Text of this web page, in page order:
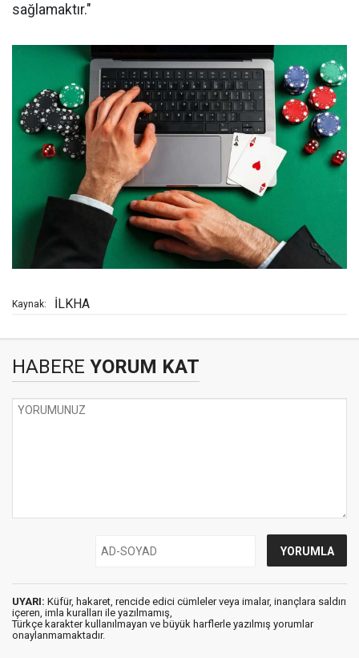
sağlamaktır."
Kaynak: İLKHA
HABERE YORUM KAT
UYARI: Küfür, hakaret, rencide edici cümleler veya imalar, inançlara saldırı
içeren, imla kuralları ile yazılmamış,
Türkçe karakter kullanılmayan ve büyük harflerle yazılmış yorumlar
onaylanmamaktadır.